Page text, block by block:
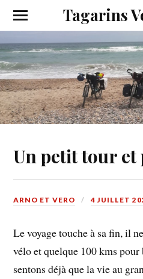
Tagarins
Un petit tour et
ARNO ET VERO 4 JUILLET
Le voyage touche à sa fin, il
vélo et quelque 100 kms
sentons déjà que la vie au